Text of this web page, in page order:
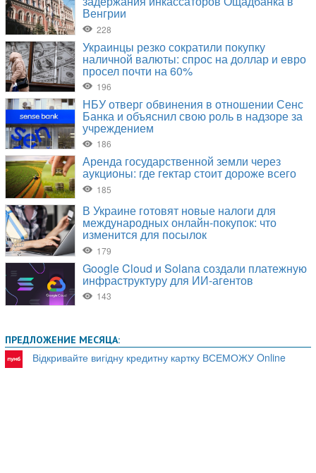
ПРЕДЛОЖЕНИЕ МЕСЯЦА:
Відкривайте вигідну кредитну картку ВСЕМОЖУ Online